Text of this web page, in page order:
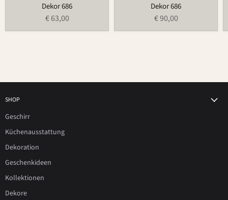
Dekor 686
€ 63,00
Dekor 686
€ 90,00
SHOP
Geschirr
Küchenausstattung
Dekoration
Geschenkideen
Kollektionen
Dekore